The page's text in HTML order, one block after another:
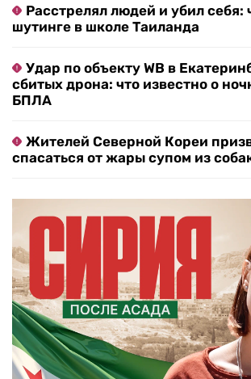
Расстрелял людей и убил себя:
шутинге в школе Таиланда
Удар по объекту WB в
сбитых дрона: что известно о
БПЛА
Жителей Северной Кореи
спасаться от жары супом из